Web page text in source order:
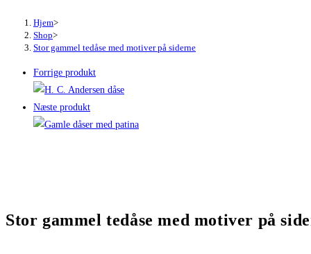
siderne
Hjem>
Shop>
Stor gammel tedåse med motiver på siderne
Forrige produkt
Næste produkt
Stor gammel tedåse med motiver på